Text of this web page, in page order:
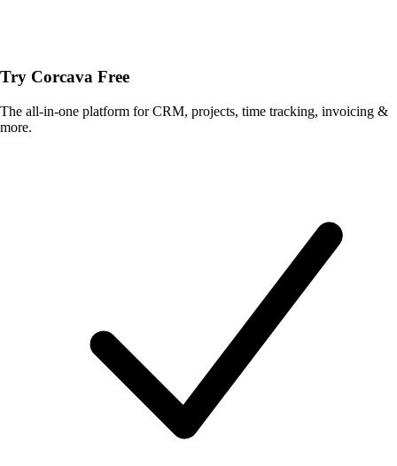
Try Corcava Free
The all-in-one platform for CRM, projects, time tracking, invoicing &
more.